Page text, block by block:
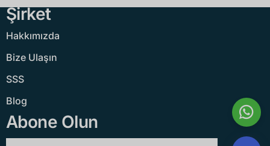
Şirket
Hakkımızda
Bize Ulaşın
SSS
Blog
Abone OlunEspañol